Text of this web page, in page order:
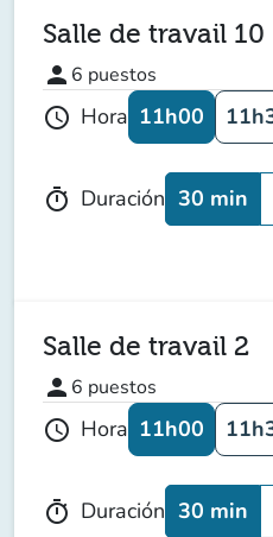
Salle de travail 10
person 6 puestos
schedule Hora 11h00
timer Duración 30 min
Salle de travail 2
person 6 puestos
schedule Hora 11h00
timer Duración 30 min